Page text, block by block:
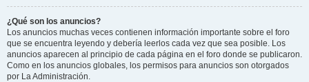
¿Qué son los anuncios?
Los anuncios muchas veces contienen información importante sobre el foro
que se encuentra leyendo y debería leerlos cada vez que sea posible. Los
anuncios aparecen al principio de cada página en el foro donde se publicaron.
Como en los anuncios globales, los permisos para anuncios son otorgados
por La Administración.